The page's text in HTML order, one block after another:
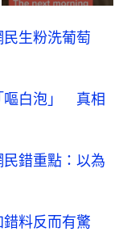
民生粉洗葡萄
嘔白泡」 真相
錯重點：以為
料反而有驚